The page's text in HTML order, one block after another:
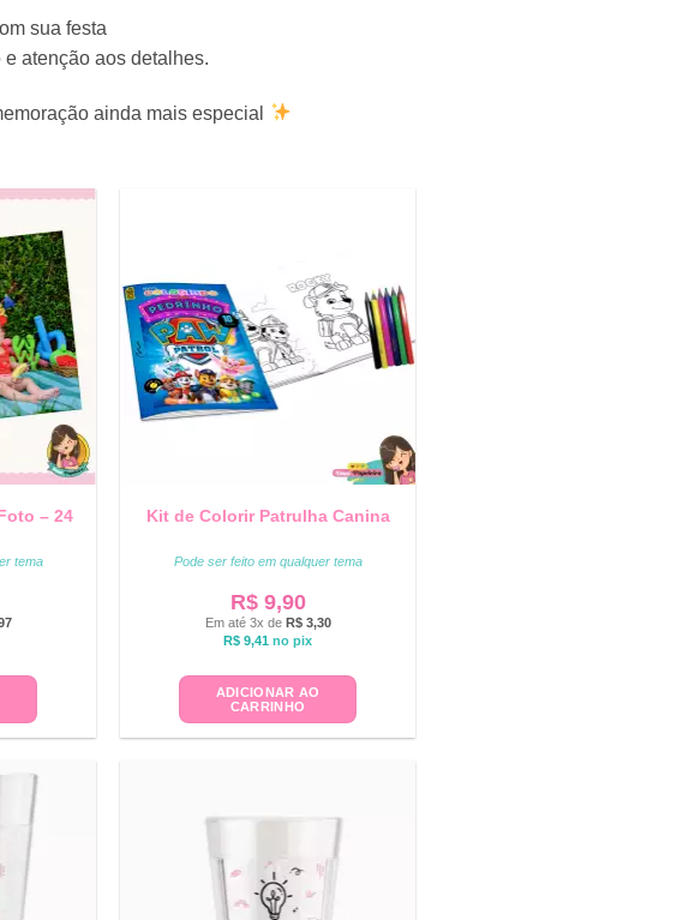
sua festa
atenção aos detalhes.
ainda mais especial
– 24
tema
Kit de Colorir Patrulha Canina
Pode ser feito em qualquer tema
R$9,90
Em até 3x de R$3,30
R$ 9,41 no pix
ADICIONAR AO
CARRINHO